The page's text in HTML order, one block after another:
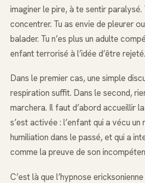
imaginer le pire, à te sentir paralysé.
concentrer. Tu as envie de pleurer
balader. Tu n’es plus un adulte
enfant terrorisé à l’idée d’être rejeté.
Dans le premier cas, une simple
respiration suffit. Dans le second,
marchera. Il faut d’abord accueillir
s’est activée : l’enfant qui a vécu un
humiliation dans le passé, et qui a
comme la preuve de son
C’est là que l’hypnose